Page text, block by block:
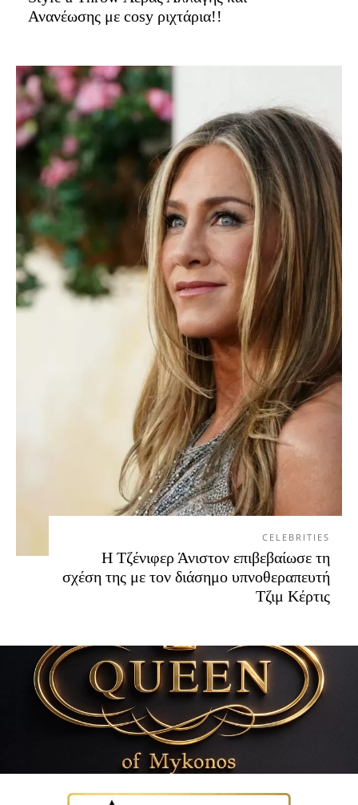
Ανανέωσης με cosy ριχτάρια!!
CELEBRITIES
Η Τζένιφερ Άνιστον επιβεβαίωσε τη
σχέση της με τον διάσημο υπνοθεραπευτή
Τζιμ Κέρτις